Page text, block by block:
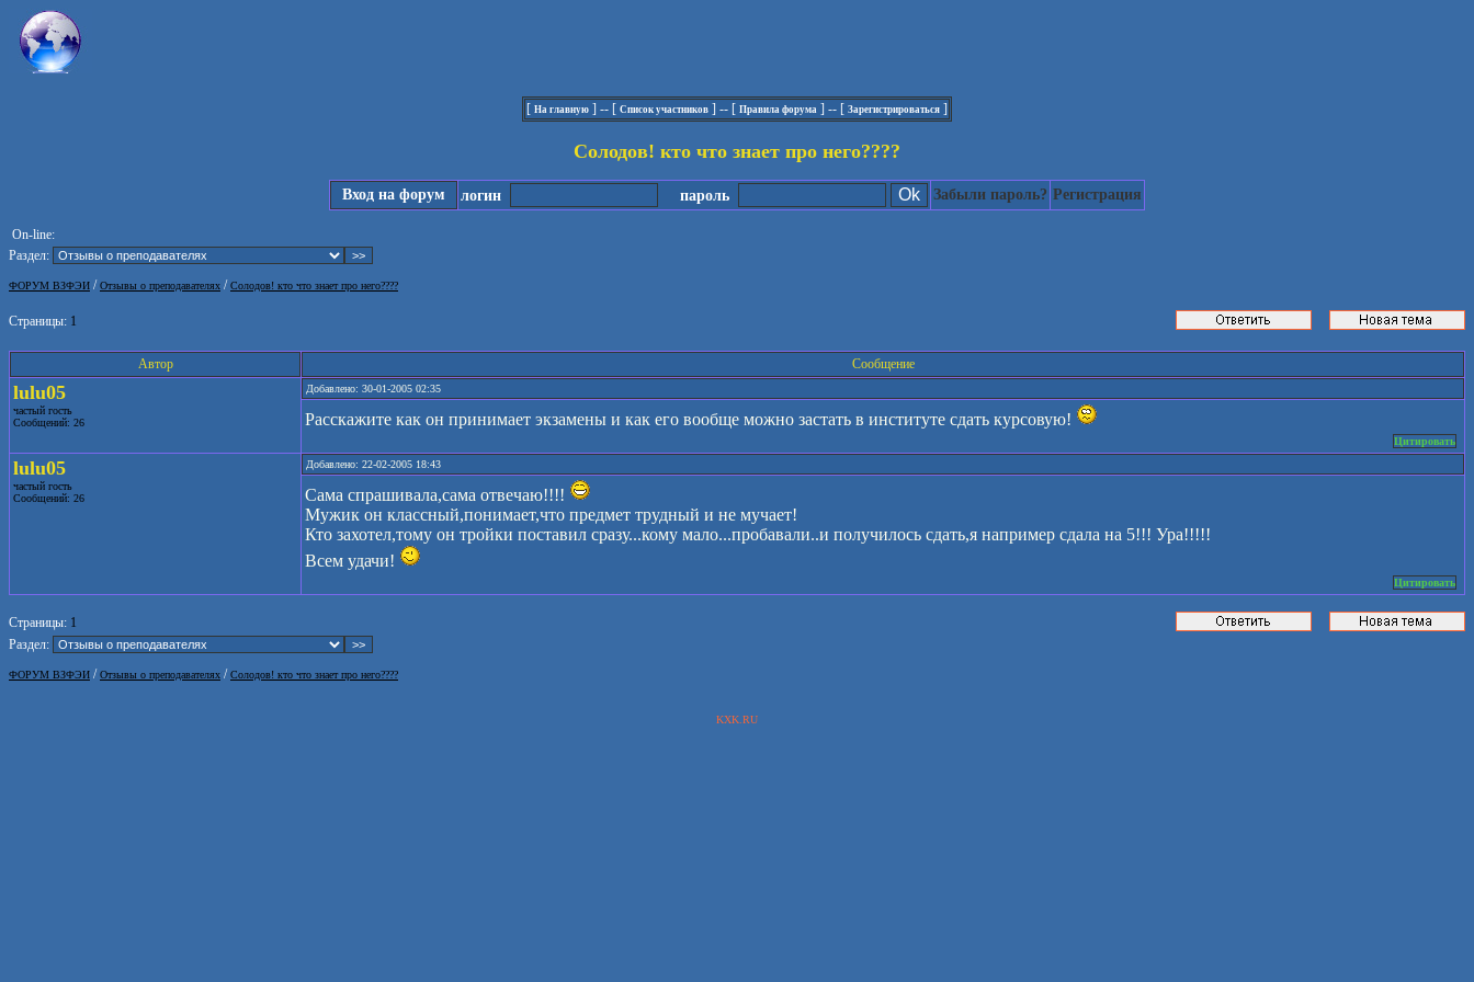
[ На главную ] -- [ Список участников ] -- [ Правила форума ] -- [ Зарегистрироваться ]
Солодов! кто что знает про него????
Вход на форум логин пароль Забыли пароль? Регистрация
On-line:
Раздел:
ФОРУМ ВЗФЭИ /Отзывы о преподавателях /Солодов! кто что знает про него????
Страницы: 1
Автор Сообщение
lulu05
частый гость
Сообщений: 26
Добавлено: 30-01-2005 02:35
Расскажите как он принимает экзамены и как его вообще можно застать в институте сдать курсовую!
Цитировать
lulu05
частый гость
Сообщений: 26
Добавлено: 22-02-2005 18:43
Сама спрашивала,сама отвечаю!!!!
Мужик он классный,понимает,что предмет трудный и не мучает!
Кто захотел,тому он тройки поставил сразу...кому мало...пробавали..и получилось сдать,я например сдала на 5!!! Ура!!!!!
Всем удачи!
Цитировать
Страницы: 1
Раздел:
ФОРУМ ВЗФЭИ /Отзывы о преподавателях /Солодов! кто что знает про него????
KXK.RU